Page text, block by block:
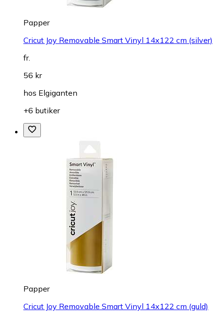
Papper
Cricut Joy Removable Smart Vinyl 14x122 cm (silver)
fr.
56 kr
hos Elgiganten
+6 butiker
Papper
Cricut Joy Removable Smart Vinyl 14x122 cm (guld)